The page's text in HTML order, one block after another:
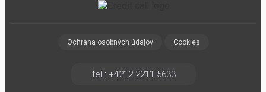
Ochrana osobných údajov Cookies
tel.: +4212 2211 5633